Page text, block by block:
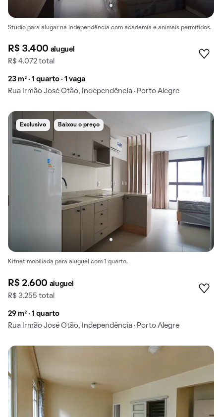
Studio para alugar na Independência com academia e animais permitidos.
R$ 3.400 aluguel
R$ 4.072 total
23 m² · 1 quarto · 1 vaga
Rua Irmão José Otão, Independência · Porto Alegre
Exclusivo Baixou o preço
Kitnet mobiliada para aluguel com 1 quarto.
R$ 2.600 aluguel
R$ 3.255 total
29 m² · 1 quarto
Rua Irmão José Otão, Independência · Porto Alegre